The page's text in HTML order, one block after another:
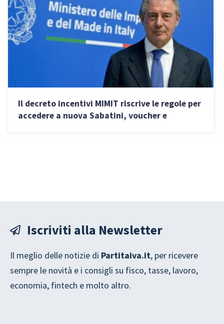
Il decreto incentivi MIMIT riscrive le regole per
accedere a nuova Sabatini, voucher e
Iscriviti alla Newsletter
Il meglio delle notizie di Partitaiva.it, per ricevere
sempre le novità e i consigli su fisco, tasse, lavoro,
economia, fintech e molto altro.